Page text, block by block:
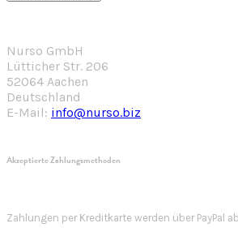
Nurso GmbH
Lütticher Str. 206
52064 Aachen
Deutschland
E-Mail: info@nurso.biz
Akzeptierte Zahlungsmethoden
Zahlungen per Kreditkarte werden über PayPal